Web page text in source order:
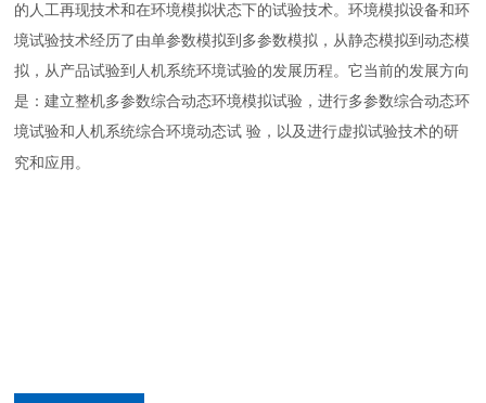
的人工再现技术和在环境模拟状态下的试验技术。环境模拟设备和环
境试验技术经历了由单参数模拟到多参数模拟，从静态模拟到动态模
拟，从产品试验到人机系统环境试验的发展历程。它当前的发展方向
是：建立整机多参数综合动态环境模拟试验，进行多参数综合动态环
境试验和人机系统综合环境动态试 验，以及进行虚拟试验技术的研
究和应用。